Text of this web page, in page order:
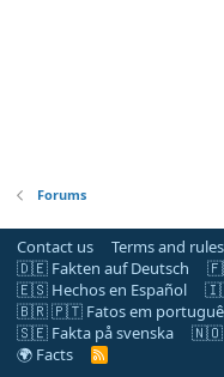
Forums
Contact us Terms and rules
🇩🇪 Fakten auf Deutsch
🇪🇸 Hechos en Español
🇧🇷 🇵🇹 Fatos em
🇸🇪 Fakta på svenska
🇳🇴
🌍 Facts
R